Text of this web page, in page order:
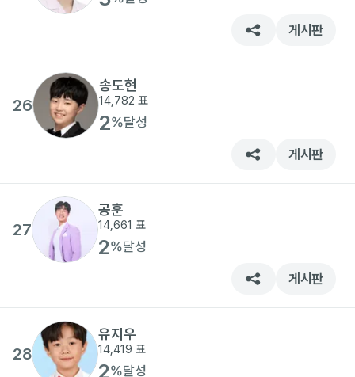
게시판
26
송도현
14,782 표
2%달성
게시판
27
공훈
14,661 표
2%달성
게시판
28
유지우
14,419 표
2%달성